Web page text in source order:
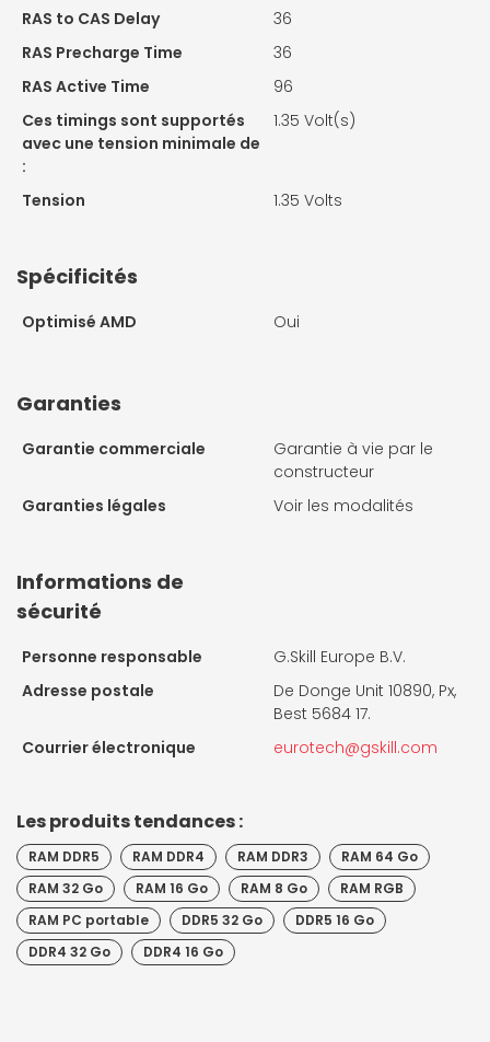
RAS to CAS Delay
36
RAS Precharge Time
36
RAS Active Time
96
Ces timings sont supportés
avec une tension minimale de
:
1.35 Volt(s)
Tension 1.35 Volts
Spécificités
Optimisé AMD Oui
Garanties
Garantie commerciale
Garantie à vie par le
constructeur
Garanties légales
Voir les modalités
Informations de
sécurité
Personne responsable
G.Skill Europe B.V.
Adresse postale
De Donge Unit 10890, Px,
Best 5684 17.
Courrier électronique
eurotech@gskill.com
Les produits tendances :
RAM DDR5 RAM DDR4 RAM DDR3
RAM 64 Go
RAM 32 Go
RAM 16 Go RAM 8 Go
RAM RGB
RAM PC portable
DDR5 32 Go
DDR5 16 Go
DDR4 32 Go
DDR4 16 Go